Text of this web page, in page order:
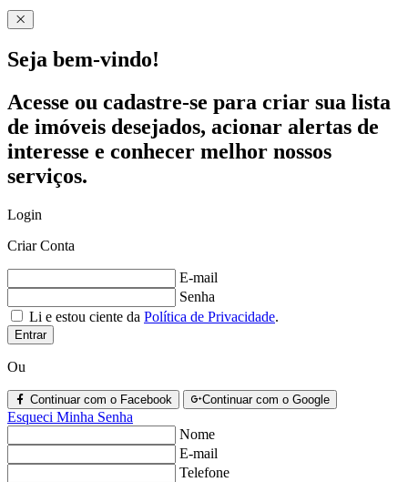
Seja bem-vindo!
Acesse ou cadastre-se para criar sua lista
de imóveis desejados, acionar alertas de
interesse e conhecer melhor nossos
serviços.
Login
Criar Conta
E-mail
Senha
Li e estou ciente da Política de Privacidade.
Entrar
Ou
Continuar com o Facebook Continuar com o Google
Esqueci Minha Senha
Nome
E-mail
Telefone